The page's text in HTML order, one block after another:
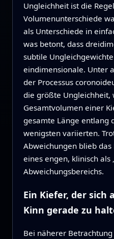
Ungleichheit ist die
Volumenunterschiede
als Unterschiede in
was betont, dass
subtile
eindimensionale. Unter
der Processus
die größte Ungleichheit,
Gesamtvolumen einer
gesamte Länge entlang
wenigsten variierten.
Abweichungen blieb
eines engen, klinisch als
Abweichungsbereichs.
Ein Kiefer, der sich
Kinn gerade zu
Bei näherer